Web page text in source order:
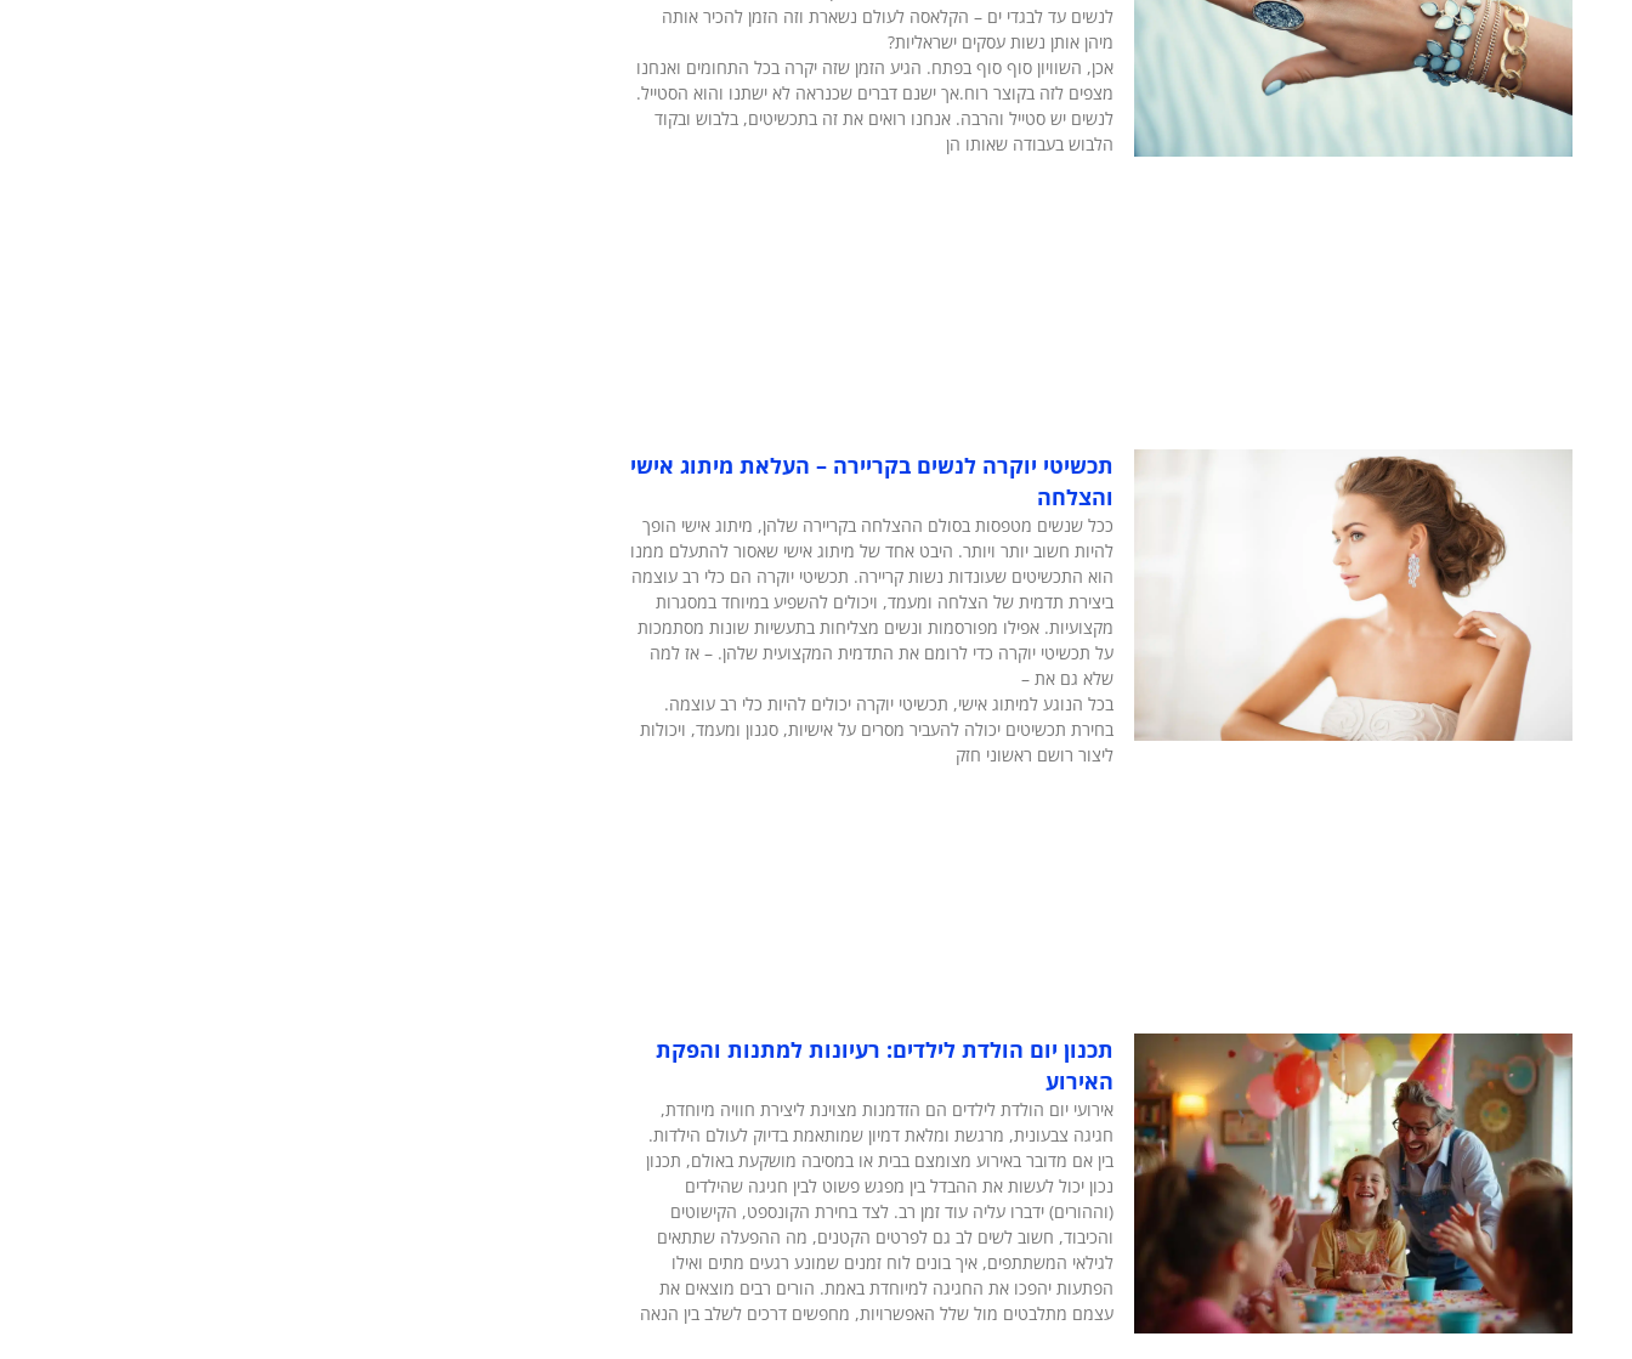
לנשים עד לבגדי ים – הקלאסה לעולם נשארת וזה הזמן להכיר אותה
מיהן אותן נשות עסקים ישראליות?
אכן, השוויון סוף סוף בפתח. הגיע הזמן שזה יקרה בכל התחומים ואנחנו
מצפים לזה בקוצר רוח.אך ישנם דברים שכנראה לא ישתנו והוא הסטייל.
לנשים יש סטייל והרבה. אנחנו רואים את זה בתכשיטים, בלבוש ובקוד
הלבוש בעבודה שאותו הן
תכשיטי יוקרה לנשים בקריירה – העלאת מיתוג אישי
והצלחה
ככל שנשים מטפסות בסולם ההצלחה בקריירה שלהן, מיתוג אישי הופך
להיות חשוב יותר ויותר. היבט אחד של מיתוג אישי שאסור להתעלם ממנו
הוא התכשיטים שעונדות נשות קריירה. תכשיטי יוקרה הם כלי רב עוצמה
ביצירת תדמית של הצלחה ומעמד, ויכולים להשפיע במיוחד במסגרות
מקצועיות. אפילו מפורסמות ונשים מצליחות בתעשיות שונות מסתמכות
על תכשיטי יוקרה כדי לרומם את התדמית המקצועית שלהן. – אז למה
שלא גם את –
בכל הנוגע למיתוג אישי, תכשיטי יוקרה יכולים להיות כלי רב עוצמה.
בחירת תכשיטים יכולה להעביר מסרים על אישיות, סגנון ומעמד, ויכולות
ליצור רושם ראשוני חזק
תכנון יום הולדת לילדים: רעיונות למתנות והפקת
האירוע
אירועי יום הולדת לילדים הם הזדמנות מצוינת ליצירת חוויה מיוחדת,
חגיגה צבעונית, מרגשת ומלאת דמיון שמותאמת בדיוק לעולם הילדות.
בין אם מדובר באירוע מצומצם בבית או במסיבה מושקעת באולם, תכנון
נכון יכול לעשות את ההבדל בין מפגש פשוט לבין חגיגה שהילדים
(וההורים) ידברו עליה עוד זמן רב. לצד בחירת הקונספט, הקישוטים
והכיבוד, חשוב לשים לב גם לפרטים הקטנים, מה ההפעלה שתתאים
לגילאי המשתתפים, איך בונים לוח זמנים שמונע רגעים מתים ואילו
הפתעות יהפכו את החגיגה למיוחדת באמת. הורים רבים מוצאים את
עצמם מתלבטים מול שלל האפשרויות, מחפשים דרכים לשלב בין הנאה